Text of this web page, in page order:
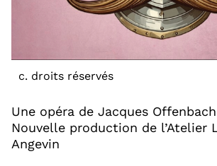
c. droits réservés
Une opéra de Jacques Offenbach
Nouvelle production de l’Atelier
Angevin